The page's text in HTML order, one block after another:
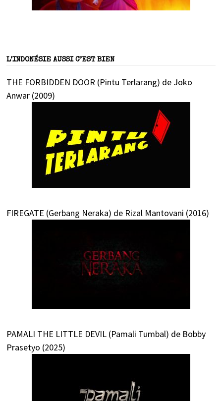
L’INDONÉSIE AUSSI C’EST BIEN
THE FORBIDDEN DOOR (Pintu Terlarang) de Joko
Anwar (2009)
FIREGATE (Gerbang Neraka) de Rizal Mantovani (2016)
PAMALI THE LITTLE DEVIL (Pamali Tumbal) de Bobby
Prasetyo (2025)